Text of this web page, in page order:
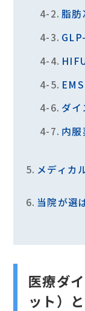
脂肪
EMS
ダ
内服
メディカ
当院が選
医療ダ
ット）